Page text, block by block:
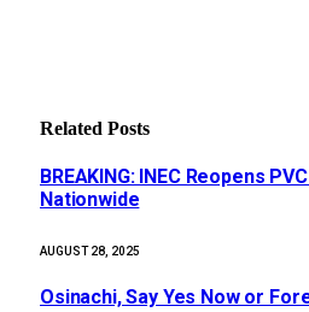
Related Posts
BREAKING: INEC Reopens
Nationwide
AUGUST 28, 2025
Osinachi, Say Yes Now or